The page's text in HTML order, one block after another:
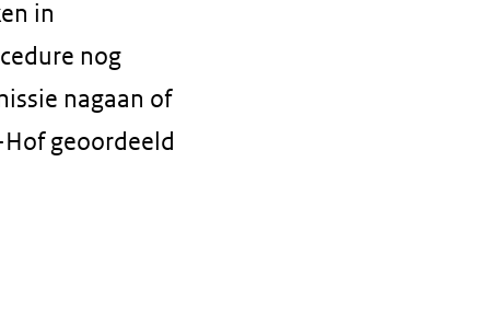
in
nog
nagaan of
geoordeeld